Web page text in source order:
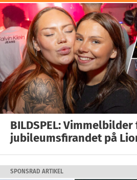
BILDSPEL: Vimmelbilder
jubileumsfirandet på
SPONSRAD ARTIKEL